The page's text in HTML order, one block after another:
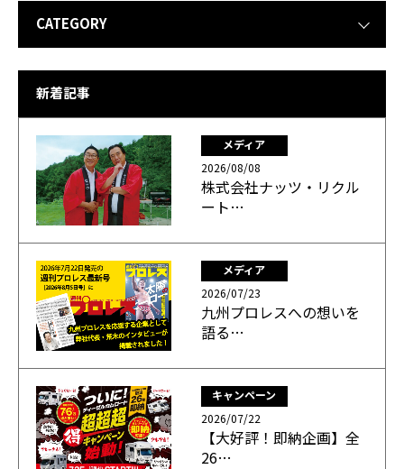
CATEGORY
新着記事
メディア
2026/08/08
株式会社ナッツ・リクル
ート…
メディア
2026/07/23
九州プロレスへの想いを
語る…
キャンペーン
2026/07/22
【大好評！即納企画】全
26…